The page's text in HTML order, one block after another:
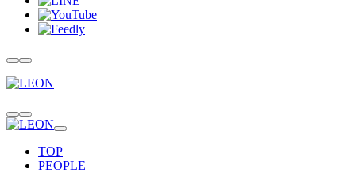
TOP
PEOPLE